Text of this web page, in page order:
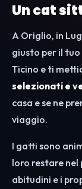
Un cat
A Origlio, in
giusto per il
Ticino e ti
selezionati e
casa e se ne
viaggio.
I gatti sono
loro restare nel
abitudini e i